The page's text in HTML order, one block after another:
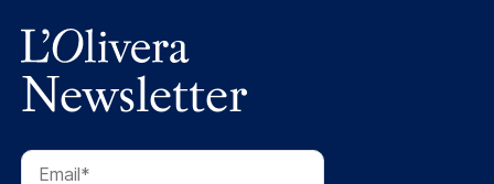
Newsletter